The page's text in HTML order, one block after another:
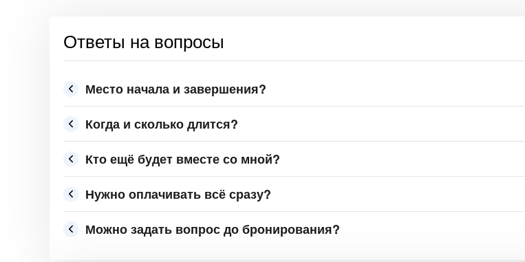
Ответы на вопросы
Место начала и завершения?
Когда и сколько длится?
Кто ещё будет вместе со мной?
Нужно оплачивать всё сразу?
Можно задать вопрос до бронирования?